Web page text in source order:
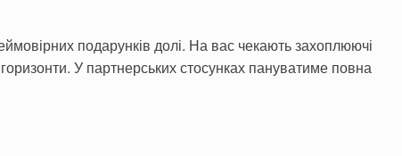
подарунків долі. На вас чекають захоплюючі
У партнерських стосунках пануватиме повна